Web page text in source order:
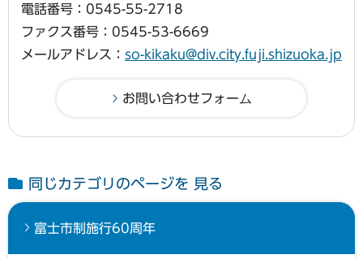
電話番号：0545-55-2718
ファクス番号：0545-53-6669
メールアドレス： so-kikaku@div.city.fuji.shizuoka.jp
同じカテゴリのページを 見る
富士市制施行60周年